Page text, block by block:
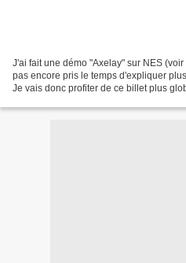
J'ai fait une démo "Axelay" sur NES
pas encore pris le temps d'expliquer
Je vais donc profiter de ce billet plus